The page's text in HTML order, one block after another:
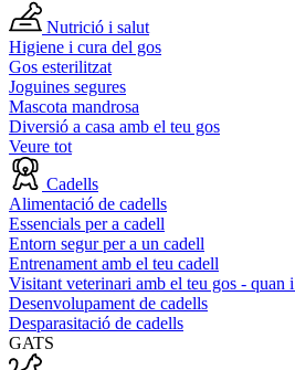
Nutrició i salut
Higiene i cura del gos
Gos esterilitzat
Joguines segures
Mascota mandrosa
Diversió a casa amb el teu gos
Veure tot
Cadells
Alimentació de cadells
Essencials per a cadell
Entorn segur per a un cadell
Entrenament amb el teu cadell
Visitant veterinari amb el teu gos - quan
Desenvolupament de cadells
Desparasitació de cadells
GATS